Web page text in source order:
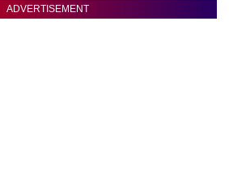
ADVERTISEMENT